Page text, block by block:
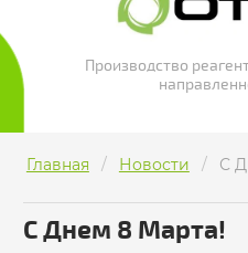
Производство
Главная / Новости / С
С Днем 8 Марта!